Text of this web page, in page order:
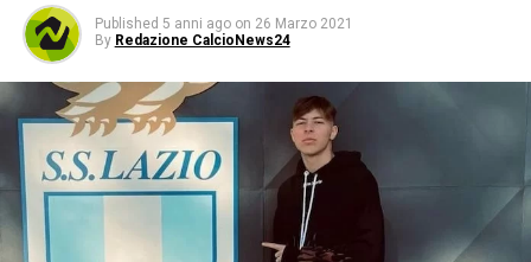
Published 5 anni ago on 26 Marzo 2021
By Redazione CalcioNews24